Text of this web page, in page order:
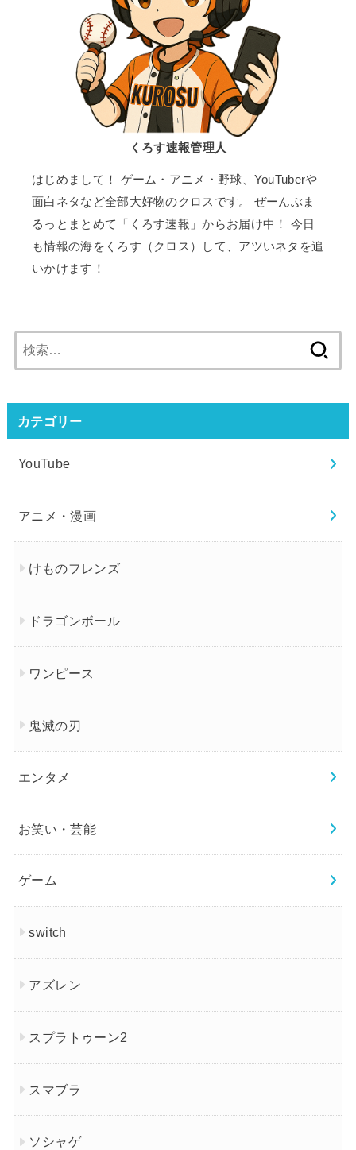
くろす速報管理人
はじめまして！ ゲーム・アニメ・野球、YouTuberや
面白ネタなど全部大好物のクロスです。 ぜーんぶま
るっとまとめて「くろす速報」からお届け中！ 今日
も情報の海をくろす（クロス）して、アツいネタを追
いかけます！
索:
カテゴリー
YouTube
アニメ・漫画
けものフレンズ
ドラゴンボール
ワンピース
鬼滅の刃
エンタメ
お笑い・芸能
ゲーム
switch
アズレン
スプラトゥーン2
スマブラ
ソシャゲ